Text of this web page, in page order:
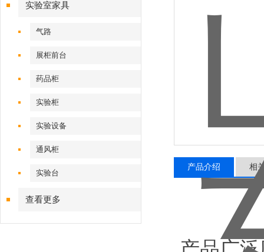
实验室家具
气路
展柜前台
药品柜
实验柜
实验设备
通风柜
实验台
查看更多
产品介绍 相